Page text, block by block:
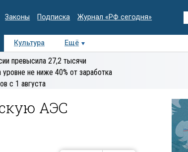
Законы Подписка Журнал «РФ сегодня»
Культура Ещё
Колумнисты
превысила 27,2 тысячи
не ниже 40% от заработка
с 1 августа
АЭС